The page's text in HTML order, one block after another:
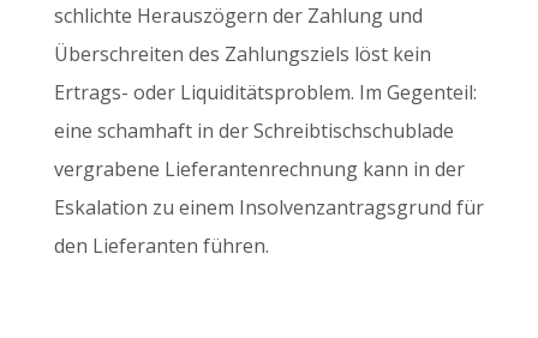
schlichte Herauszögern der Zahlung und
Überschreiten des Zahlungsziels löst kein
Ertrags- oder Liquiditätsproblem. Im Gegenteil:
eine schamhaft in der Schreibtischschublade
vergrabene Lieferantenrechnung kann in der
Eskalation zu einem Insolvenzantragsgrund für
den Lieferanten führen.